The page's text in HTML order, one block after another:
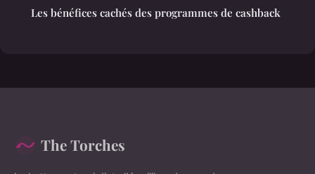
Les bénéfices cachés des programmes de cashback
The Torches